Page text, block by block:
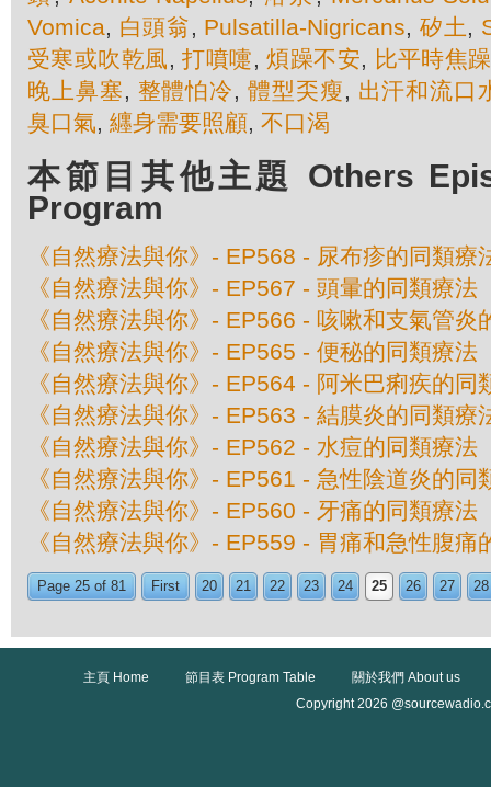
Vomica, 白頭翁, Pulsatilla-Nigricans,矽土,
受寒或吹乾風,打噴嚏,煩躁不安, 比平時焦躁
晚上鼻塞, 整體怕冷, 體型奀瘦, 出汗和流口
臭口氣, 纒身需要照顧, 不口渴
本節目其他主題 Others
Program
《自然療法與你》- EP568 - 尿布疹的同類療
《自然療法與你》- EP567 - 頭暈的同類療法
《自然療法與你》- EP566 - 咳嗽和支氣管炎
《自然療法與你》- EP565 - 便秘的同類療法
《自然療法與你》- EP564 - 阿米巴痢疾的同
《自然療法與你》- EP563 - 結膜炎的同類療
《自然療法與你》- EP562 - 水痘的同類療法
《自然療法與你》- EP561 - 急性陰道炎的同
《自然療法與你》- EP560 - 牙痛的同類療法
《自然療法與你》- EP559 - 胃痛和急性腹痛
Page 25 of 81 First 20 21 22 23 24 25 26 27 28
主頁 Home 節目表 Program Table
關於我們 About us
Copyright 2026